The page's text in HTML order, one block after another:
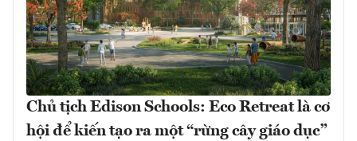
Chủ tịch Edison Schools: Eco Retreat là cơ
hội để kiến tạo ra một “rừng cây giáo dục”